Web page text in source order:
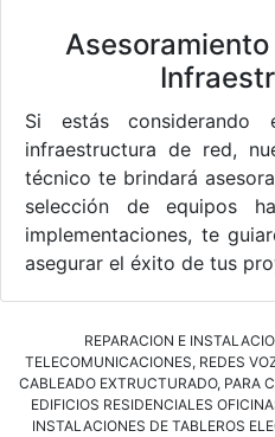
Si estás
infraestructura de red,
técnico te brindará
selección de equipos
implementaciones, te
asegurar el éxito de tus
REPARACION E
TELECOMUNICACIONES, REDES
CABLEADO EXTRUCTURADO, PARA
EDIFICIOS RESIDENCIALES
INSTALACIONES DE TABLEROS